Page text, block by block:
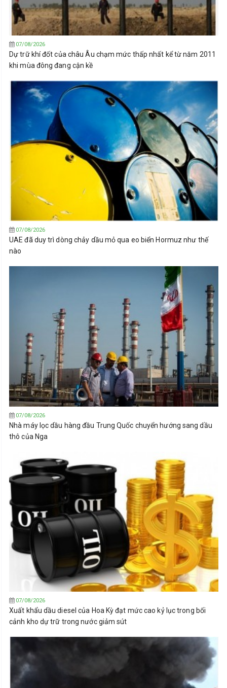
07/08/2026
Dự trữ khí đốt của châu Âu chạm mức thấp nhất kể từ năm 2011
khi mùa đông đang cận kề
07/08/2026
UAE đã duy trì dòng chảy dầu mỏ qua eo biển Hormuz như thế
nào
07/08/2026
Nhà máy lọc dầu hàng đầu Trung Quốc chuyển hướng sang dầu
thô của Nga
07/08/2026
Xuất khẩu dầu diesel của Hoa Kỳ đạt mức cao kỷ lục trong bối
cảnh kho dự trữ trong nước giảm sút